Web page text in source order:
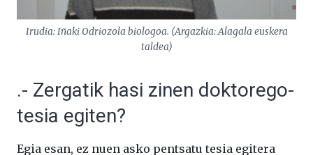
Irudia: Iñaki Odriozola biologoa. (Argazkia: Alagala euskera
taldea)
.- Zergatik hasi zinen doktorego-
tesia egiten?
Egia esan, ez nuen asko pentsatu tesia egitera